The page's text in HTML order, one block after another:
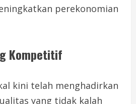
perekonomian
Kompetitif
kini telah menghadirkan
yang tidak kalah